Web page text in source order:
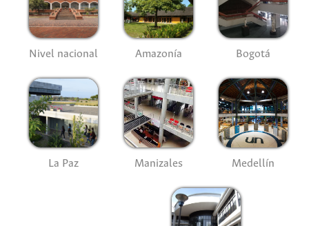
Nivel nacional Amazonía Bogotá
La Paz Manizales Medellín